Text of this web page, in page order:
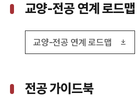
교양-전공 연계 로드맵
교양-전공 연계 로드맵
전공 가이드북